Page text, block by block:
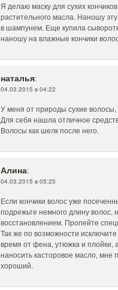
Я делаю маску для сухих
растительного масла. Наношу
в шампунем. Еще купила
наношу на влажные кончики
наталья:
04.03.2015 в 04:22
У меня от природы сухие
Для себя нашла отличное
Волосы как шелк после него.
Алина:
04.03.2015 в 05:25
Если кончики волос уже
подрежьте немного длину волос,
восстановлением. Пропейте
Так же по возможности
время от фена, утюжка и плойки,
наносить касторовое масло,
хороший.